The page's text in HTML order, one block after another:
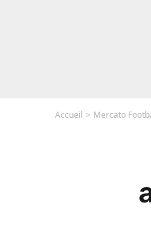
Accueil Mercato